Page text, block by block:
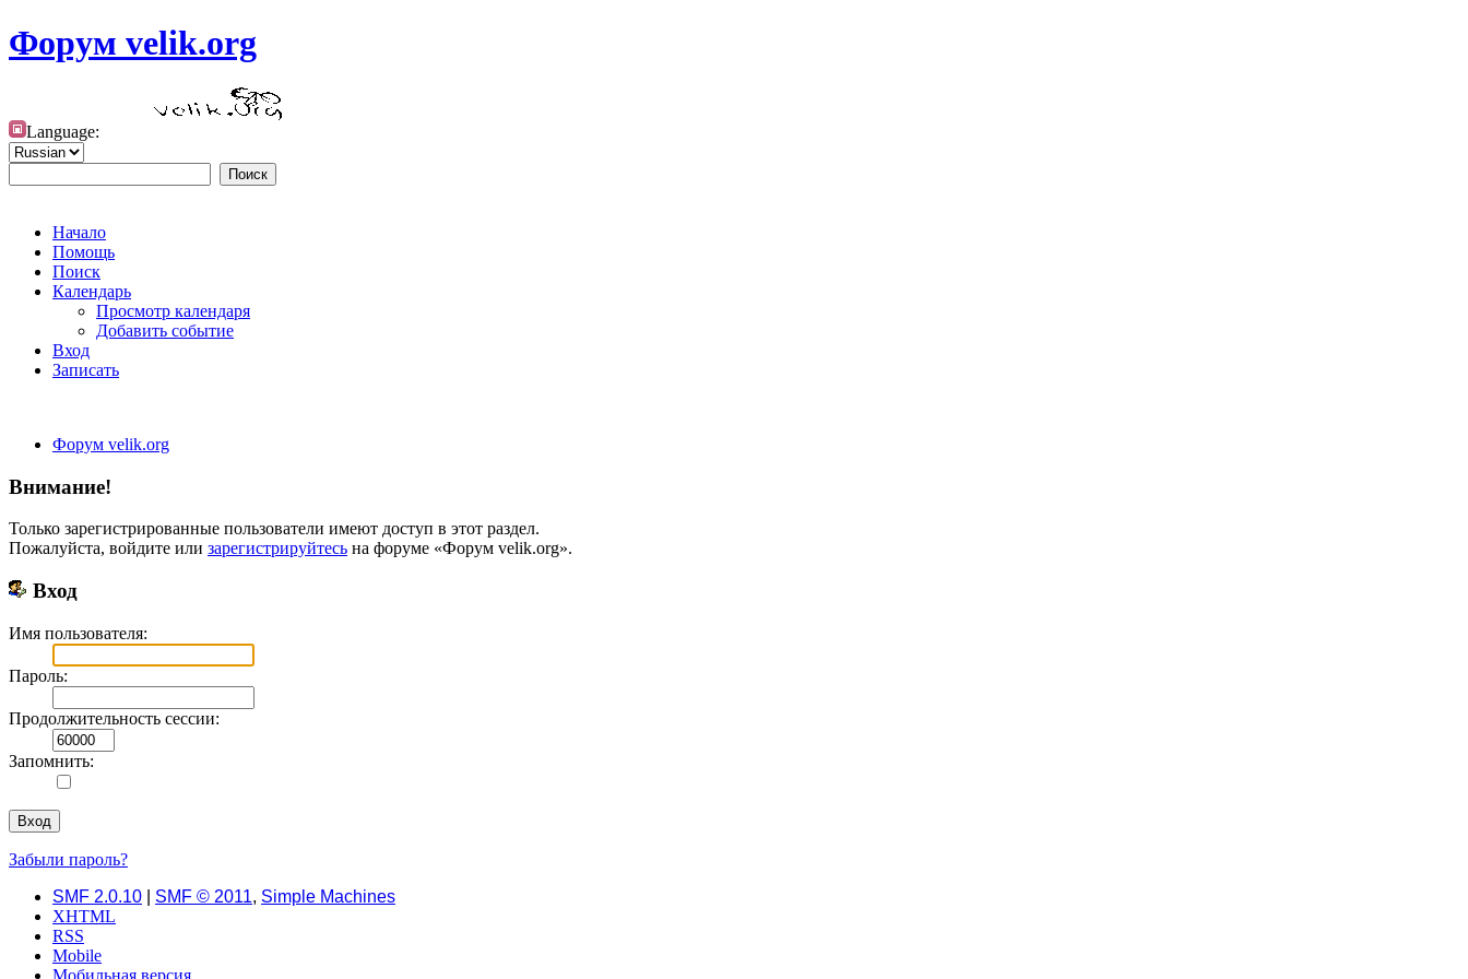
Форум velik.org
Language:
Начало
Помощь
Поиск
Календарь
Просмотр календаря
Добавить событие
Вход
Записать
Форум velik.org
Внимание!
Только зарегистрированные пользователи имеют доступ в этот раздел.
Пожалуйста, войдите или зарегистрируйтесь на форуме «Форум velik.org».
Вход
Имя пользователя:
Пароль:
Продолжительность сессии:
Запомнить:
Забыли пароль?
SMF 2.0.10
SMF © 2011, Simple Machines
XHTML
RSS
Mobile
Мобильная версия